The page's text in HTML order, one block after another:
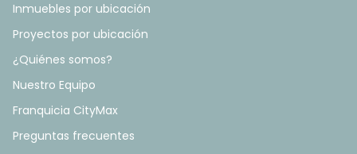
Inmuebles por ubicación
Proyectos por ubicación
¿Quiénes somos?
Nuestro Equipo
Franquicia CityMax
Preguntas frecuentes